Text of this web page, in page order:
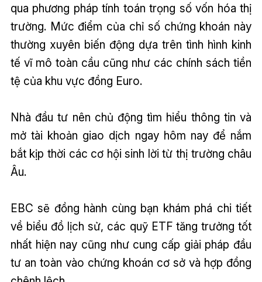
qua phương pháp tính toán trọng số vốn hóa thị
trường. Mức điểm của chỉ số chứng khoán này
thường xuyên biến động dựa trên tình hình kinh
tế vĩ mô toàn cầu cũng như các chính sách tiền
tệ của khu vực đồng Euro.
Nhà đầu tư nên chủ động tìm hiểu thông tin và
mở tài khoản giao dịch ngay hôm nay để nắm
bắt kịp thời các cơ hội sinh lời từ thị trường châu
Âu.
EBC sẽ đồng hành cùng bạn khám phá chi tiết
về biểu đồ lịch sử, các quỹ ETF tăng trưởng tốt
nhất hiện nay cũng như cung cấp giải pháp đầu
tư an toàn vào chứng khoán cơ sở và hợp đồng